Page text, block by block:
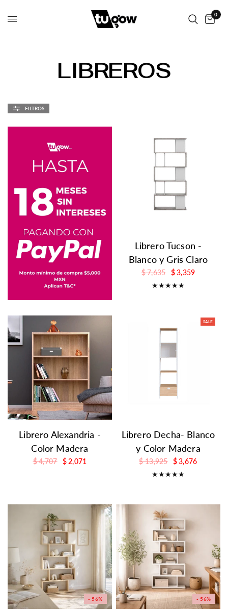
0
LIBREROS
FILTROS
Librero Tucson -
Blanco y Gris Claro
$ 7,635 $ 3,359
Librero Alexandria -
Color Madera
$ 4,707 $ 2,071
SALE
Librero Decha- Blanco
y Color Madera
$ 13,925 $ 3,676
- 56% - 56%